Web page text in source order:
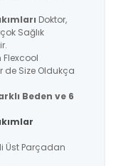
Doktor,
Sağlık
Flexcool
de Size Oldukça
Beden ve 6
Üst Parçadan